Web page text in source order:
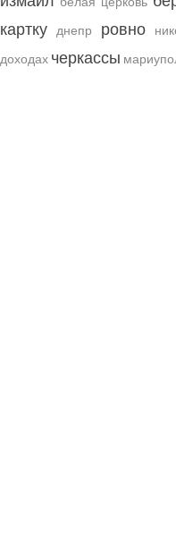
картку
днепр ровно
доходах черкассы